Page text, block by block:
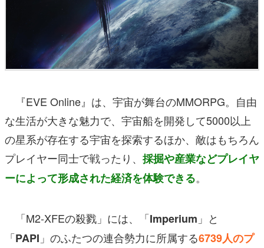
『EVE Online』は、宇宙が舞台のMMORPG。自由
な生活が大きな魅力で、宇宙船を開発して5000以上
の星系が存在する宇宙を探索するほか、敵はもちろん
プレイヤー同士で戦ったり、 採掘や産業などプレイヤ
ーによって形成された経済を体験できる。
「M2-XFEの殺戮」には、「Imperium 」と
「PAPI 」のふたつの連合勢力に所属する6739人のプ